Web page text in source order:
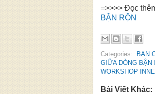
=>>>> Đọc
BẬN RỘN
Categories: BẠN
GIỮA DÒNG BẬN
WORKSHOP
Bài Viết Khác: